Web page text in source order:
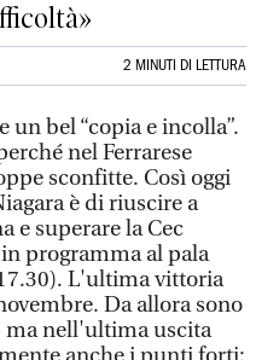
2 MINUTI DI LETTURA
un bel “copia e incolla”.
nel Ferrarese
sconfitte. Così oggi
è di riuscire a
e superare la Cec
programma al pala
L'ultima vittoria
Da allora sono
ma nell'ultima uscita